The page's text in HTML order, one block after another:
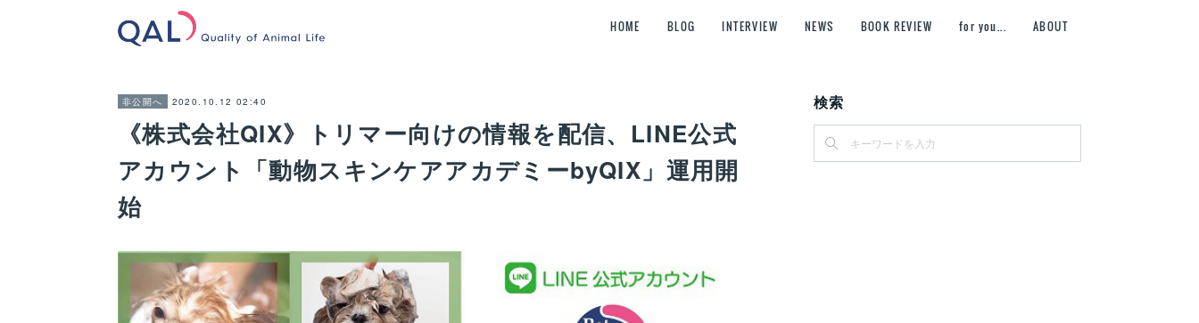
HOME BLOG INTERVIEW NEWS BOOK REVIEW for you... ABOUT
非公開へ 2020.10.12 02:40
《株式会社QIX》トリマー向けの情報を配信、LINE公式
アカウント「動物スキンケアアカデミーbyQIX」運用開
始
検索